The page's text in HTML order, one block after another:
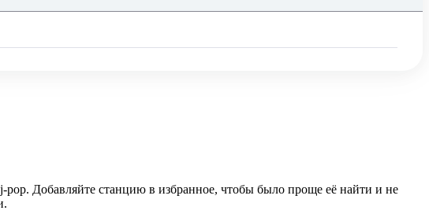
Добавляйте станцию в избранное, чтобы было проще её найти и не